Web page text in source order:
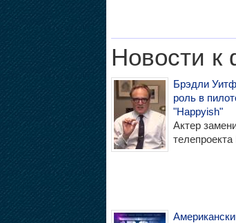
Новости к
Брэдли
роль в
"Happyish"
Актер